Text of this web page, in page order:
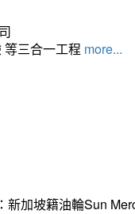
三合一工程 more...
新加坡籍油輪Sun